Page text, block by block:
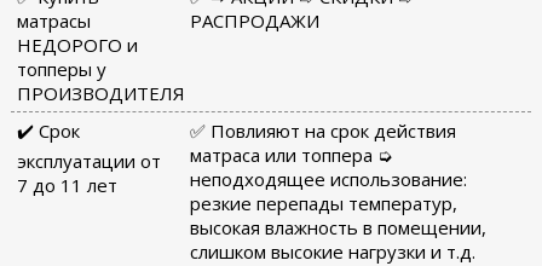
матрасы
НЕДОРОГО и
топперы у
ПРОИЗВОДИТЕЛЯ
РАСПРОДАЖИ
✔️ Срок
эксплуатации от
7 до 11 лет
✅ Повлияют на срок действия
матраса или топпера ➭
неподходящее использование:
резкие перепады температур,
высокая влажность в помещении,
слишком высокие нагрузки и т.д.